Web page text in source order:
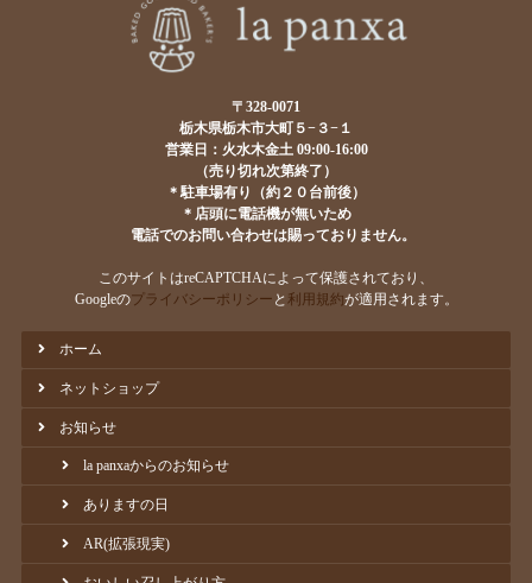
〒328-0071
栃木県栃木市大町５−３−１
営業日：火水木金土 09:00-16:00
（売り切れ次第終了）
＊駐車場有り（約２０台前後）
＊店頭に電話機が無いため
電話でのお問い合わせは賜っておりません。
このサイトはreCAPTCHAによって保護されており、
Googleのプライバシーポリシー と 利用規約が適用されます。
ホーム
ネットショップ
お知らせ
la panxaからのお知らせ
ありますの日
AR(拡張現実)